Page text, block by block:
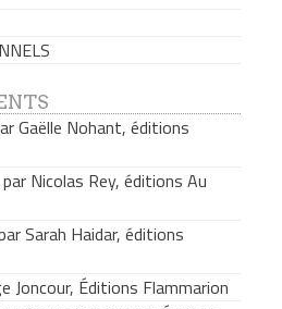
Gaëlle Nohant, éditions
Nicolas Rey, éditions Au
Sarah Haidar, éditions
Joncour, Éditions Flammarion